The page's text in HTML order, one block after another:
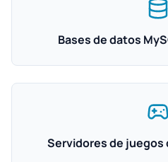
Bases de datos
Servidores de juegos